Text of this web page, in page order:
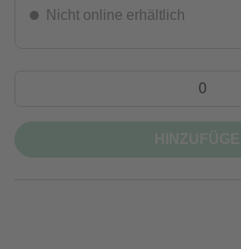
Nicht online erhältlich